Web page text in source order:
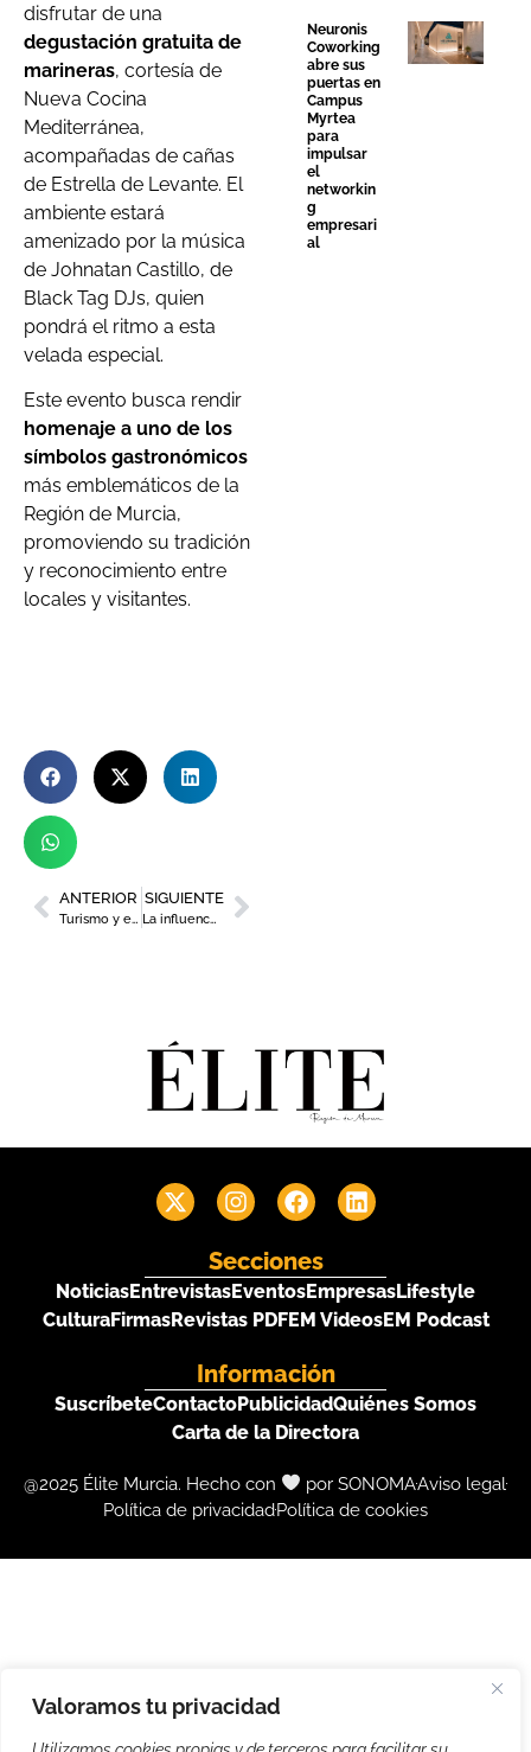
Valoramos tu privacidad
disfrutar de una
degustación gratuita de
marineras, cortesía de
Nueva Cocina
Mediterránea,
acompañadas de cañas
de Estrella de Levante. El
ambiente estará
amenizado por la música
de Johnatan Castillo, de
Black Tag DJs, quien
pondrá el ritmo a esta
velada especial.
Este evento busca rendir
homenaje a uno de los
símbolos gastronómicos
más emblemáticos de la
Región de Murcia,
promoviendo su tradición
y reconocimiento entre
locales y visitantes.
ANTERIOR
Turismo y el Warm Up Estrella de Levante potencian el desarrollo de bandas emergentes
SIGUIENTE
La influencer murciana Miriam Alegría cuenta su inspiradora historia en su primer libro, ‘El poder de verte bien’
Neuronis
Coworking
abre sus
puertas en
Campus
Myrtea
para
impulsar
el
networkin
g
empresari
al
Secciones
NoticiasEntrevistasEventosEmpresasLifestyle
CulturaFirmasRevistas PDFEM VideosEM Podcast
Información
SuscríbeteContactoPublicidadQuiénes Somos
Carta de la Directora
@2025 Élite Murcia. Hecho con por SONOMAAviso legal
Política de privacidadPolítica de cookies